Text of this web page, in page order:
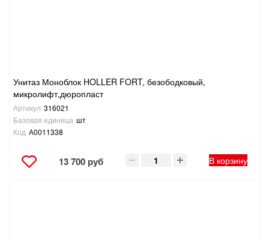
Унитаз Моноблок HOLLER FORT, безободковый,
микролифт,дюропласт
Артикул 316021
Базовая единица шт
Код А0011338
13 700 руб В корзину